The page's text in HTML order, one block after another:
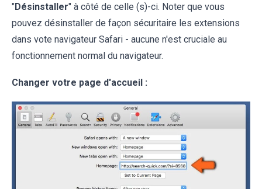
"Désinstaller" à côté de celle (s)-ci. Noter que vous
pouvez désinstaller de façon sécuritaire les extensions
dans vote navigateur Safari - aucune n'est cruciale au
fonctionnement normal du navigateur.
Changer votre page d'accueil :